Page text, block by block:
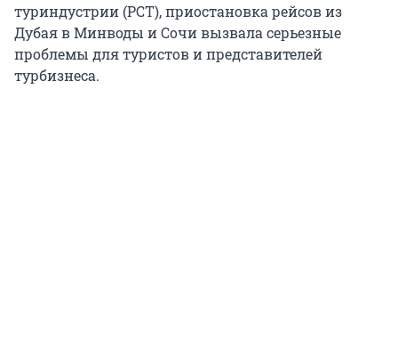
туриндустрии (РСТ), приостановка рейсов из
Дубая в Минводы и Сочи вызвала серьезные
проблемы для туристов и представителей
турбизнеса.